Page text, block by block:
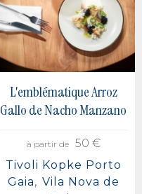
L'emblématique Arroz
Gallo de Nacho Manzano
à partir de
50 €
Tivoli Kopke Porto
Gaia
Vila Nova de